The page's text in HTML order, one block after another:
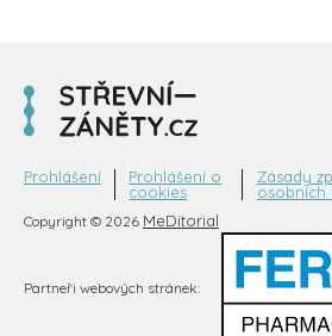
Copyright © 2026 MeDitorial
Prohlášení
Prohlášení o
cookies
Zásady
osobních
Partneři webových stránek: